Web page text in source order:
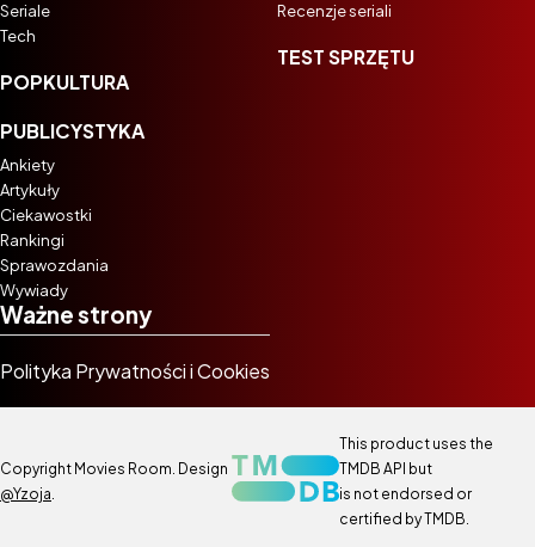
Seriale
Tech
POPKULTURA
PUBLICYSTYKA
Ankiety
Artykuły
Ciekawostki
Rankingi
Sprawozdania
Wywiady
Recenzje seriali
TEST SPRZĘTU
Ważne strony
Polityka Prywatności i Cookies
Copyright Movies Room. Design
@Yzoja.
This product uses the
TMDB API but
is not endorsed or
certified by TMDB.